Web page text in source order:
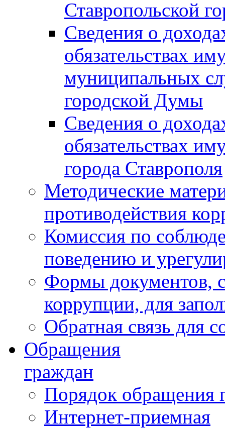
Ставропольской
Сведения о
обязательствах
муниципальных
городской Думы
Сведения о
обязательствах
города Ставрополя
Методические
противодействия
Комиссия по
поведению и
Формы документов,
коррупции, для
Обратная связь для
Обращения
граждан
Порядок обращения
Интернет-приемная